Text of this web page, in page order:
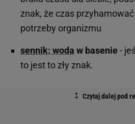
znak, że czas
potrzeby organizmu
sennik: woda w basenie-
to jest to zły znak.